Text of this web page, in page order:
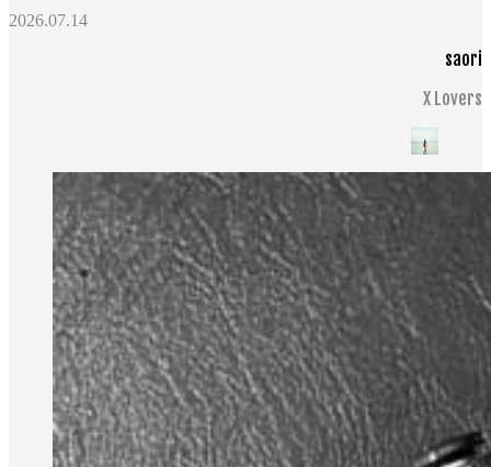
2026.07.14
saori
X Lovers